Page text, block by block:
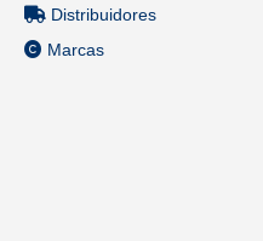
Distribuidores
Marcas